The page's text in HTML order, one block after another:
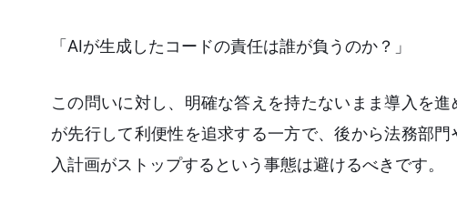
「AIが生成したコードの責任は誰が負うのか？」
この問いに対し、明確な答えを持たないまま導入を
が先行して利便性を追求する一方で、後から法務部
入計画がストップするという事態は避けるべきです。